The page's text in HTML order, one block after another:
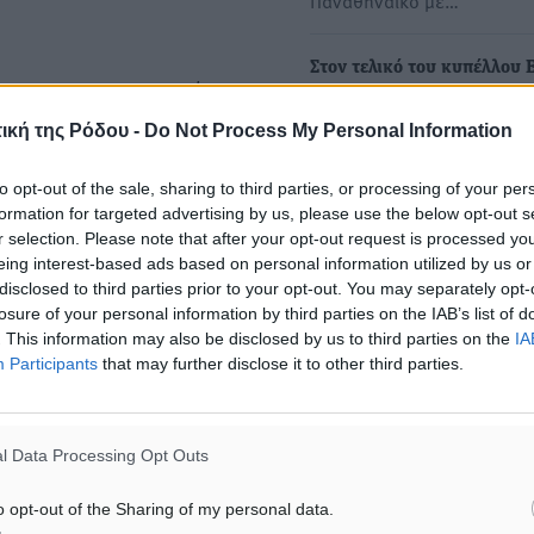
της Ρόδου - Do Not Process My Personal Information
opt-out of the sale, sharing to third parties, or processing of your
for targeted advertising by us, please use the below opt-out
selection. Please note that after your opt-out request is processed
interest-based ads based on personal information utilized by us
to third parties prior to your opt-out. You may separately
of your personal information by third parties on the IAB’s list of
This information may also be disclosed by us to third parties on the
Participants that may further disclose it to other third parties.
Data Processing Opt Outs
opt-out of the Sharing of my personal data.
ο Χατζηπαναγιώτης για
το 4-4.
της εστίας του
να γράφει το
όπως και τους φίλους
Στον τελικό του κυπέλλου
Τεράστια επιτυχία για την
συμμετοχή του…